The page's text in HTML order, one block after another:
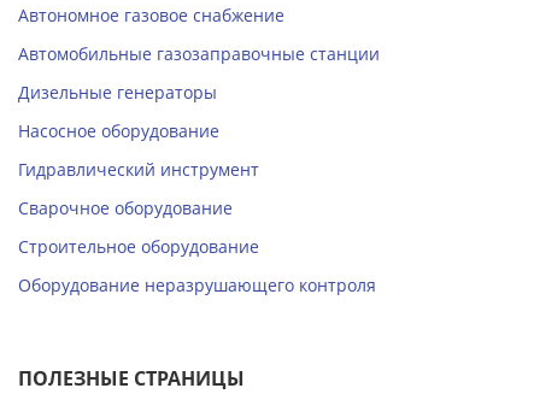
Автономное газовое снабжение
Автомобильные газозаправочные станции
Дизельные генераторы
Насосное оборудование
Гидравлический инструмент
Сварочное оборудование
Строительное оборудование
Оборудование неразрушающего контроля
ПОЛЕЗНЫЕ СТРАНИЦЫ